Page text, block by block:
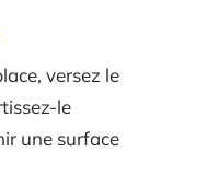
versez le
le
une surface